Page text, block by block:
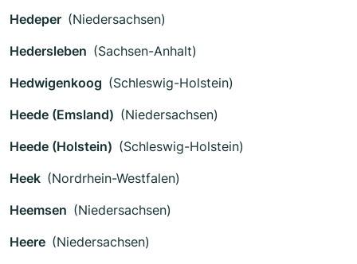
Hedeper (Niedersachsen)
Hedersleben (Sachsen-Anhalt)
Hedwigenkoog (Schleswig-Holstein)
Heede (Emsland) (Niedersachsen)
Heede (Holstein) (Schleswig-Holstein)
Heek (Nordrhein-Westfalen)
Heemsen (Niedersachsen)
Heere (Niedersachsen)